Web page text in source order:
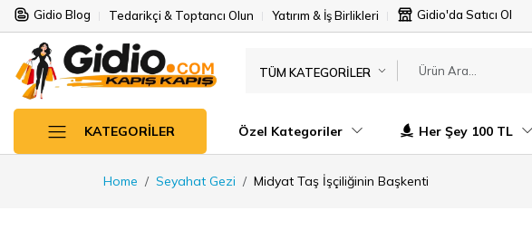
Gidio Blog Tedarikçi & Toptancı Olun Yatırım & İş Birlikleri Gidio'da Satıcı Ol
TÜM KATEGORILER
KATEGORILER Özel Kategoriler Her Şey 100 TL
Home Seyahat Gezi Midyat Taş İşçiliğinin Başkenti